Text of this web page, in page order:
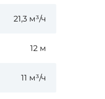
21,3 м³/ч
12 м
11 м³/ч